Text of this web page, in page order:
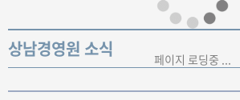
상남경영원 소식 페이지 로딩중 ...